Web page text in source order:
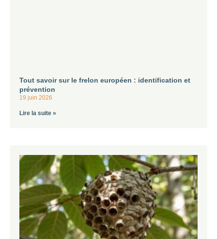
Tout savoir sur le frelon européen : identification et
prévention
19 juin 2026
Lire la suite »